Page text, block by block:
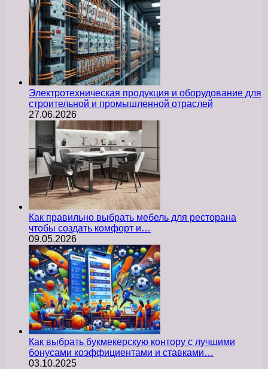
Электротехническая продукция и оборудование для
строительной и промышленной отраслей
27.06.2026
Как правильно выбрать мебель для ресторана
чтобы создать комфорт и…
09.05.2026
Как выбрать букмекерскую контору с лучшими
бонусами коэффициентами и ставками…
03.10.2025